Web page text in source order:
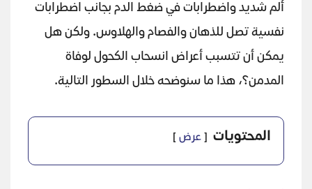
ألم شديد واضطرابات في ضغط الدم بجانب اضطرابات
نفسية تصل للذهان والفصام والهلاوس. ولكن هل
يمكن أن تتسبب أعراض انسحاب الكحول لوفاة
المدمن؟، هذا ما سنوضحه خلال السطور التالية.
المحتويات عرض